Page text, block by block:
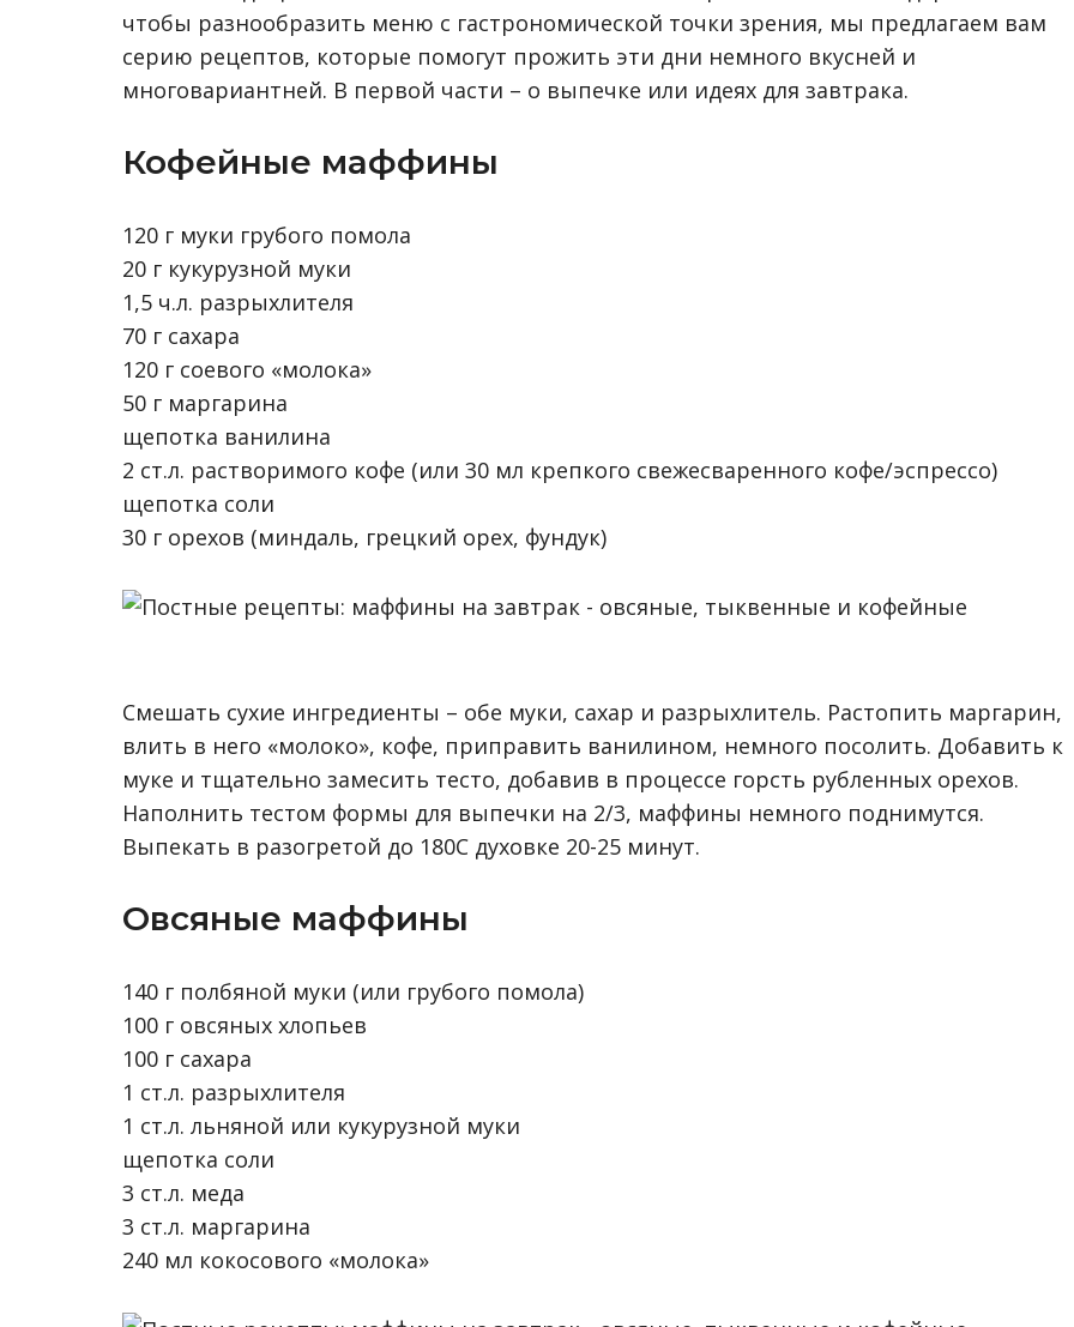
чтобы разнообразить меню с гастрономической точки зрения, мы предлагаем вам
серию рецептов, которые помогут прожить эти дни немного вкусней и
многовариантней. В первой части – о выпечке или идеях для завтрака.
Кофейные маффины
120 г муки грубого помола
20 г кукурузной муки
1,5 ч.л. разрыхлителя
70 г сахара
120 г соевого «молока»
50 г маргарина
щепотка ванилина
2 ст.л. растворимого кофе (или 30 мл крепкого свежесваренного кофе/эспрессо)
щепотка соли
30 г орехов (миндаль, грецкий орех, фундук)
Смешать сухие ингредиенты – обе муки, сахар и разрыхлитель. Растопить маргарин,
влить в него «молоко», кофе, приправить ванилином, немного посолить. Добавить к
муке и тщательно замесить тесто, добавив в процессе горсть рубленных орехов.
Наполнить тестом формы для выпечки на 2/3, маффины немного поднимутся.
Выпекать в разогретой до 180С духовке 20-25 минут.
Овсяные маффины
140 г полбяной муки (или грубого помола)
100 г овсяных хлопьев
100 г сахара
1 ст.л. разрыхлителя
1 ст.л. льняной или кукурузной муки
щепотка соли
3 ст.л. меда
3 ст.л. маргарина
240 мл кокосового «молока»